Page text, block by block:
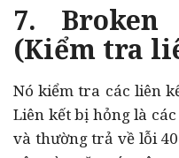
7. Broken
(Kiểm tra
Nó kiểm tra các liên
Liên kết bị hỏng là
và thường trả về lỗi